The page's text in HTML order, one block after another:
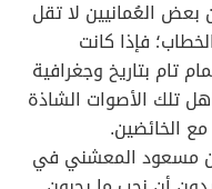
العُمانيين لا تقل
فإذا كانت
تام بتاريخ وجغرافية
تلك الأصوات الشاذة
الخائضين.
مسعود المعشني في